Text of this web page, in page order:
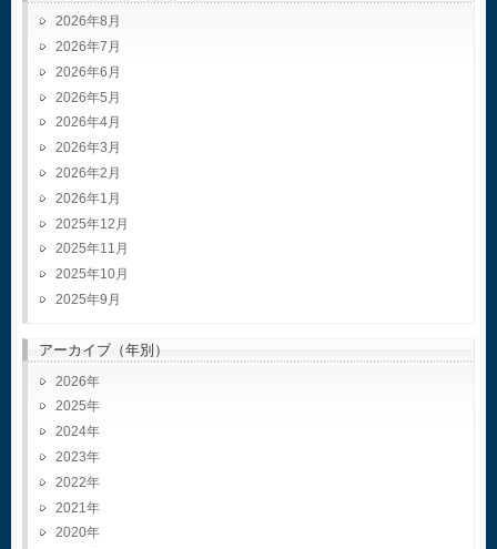
2026年8月
2026年7月
2026年6月
2026年5月
2026年4月
2026年3月
2026年2月
2026年1月
2025年12月
2025年11月
2025年10月
2025年9月
アーカイブ（年別）
2026
2025
2024
2023
2022
2021
2020